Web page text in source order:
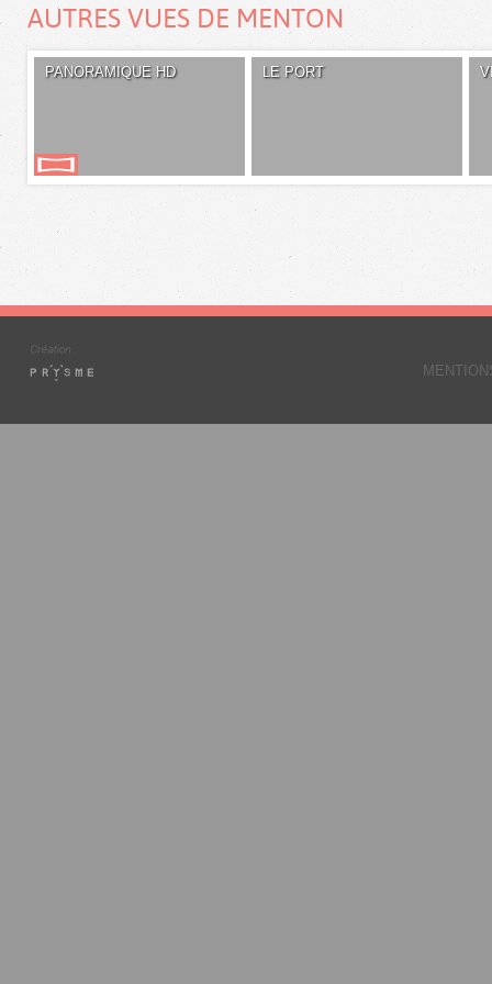
AUTRES VUES DE MENTON
PANORAMIQUE HD LE PORT